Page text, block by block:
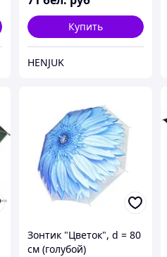
Купить
HENJUK
Зонтик "Цветок", d = 80
см (голубой)